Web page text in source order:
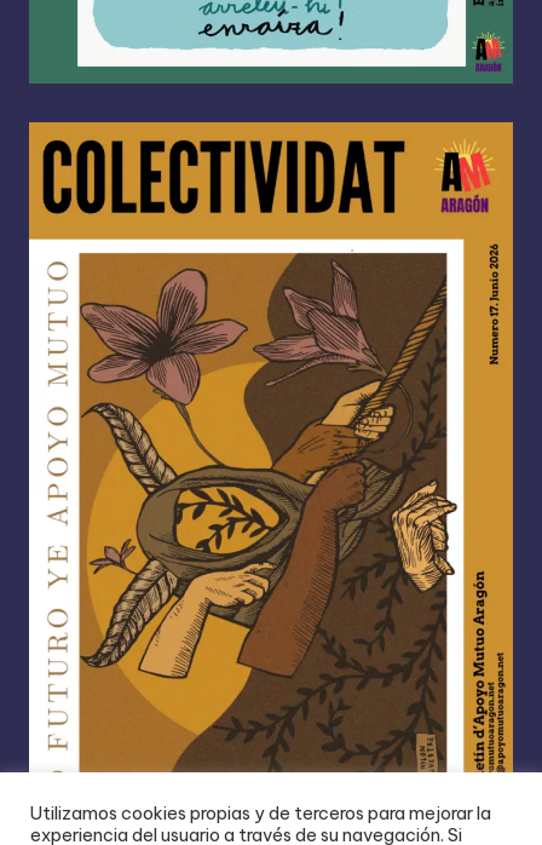
Utilizamos cookies propias y de terceros para mejorar la
experiencia del usuario a través de su navegación. Si